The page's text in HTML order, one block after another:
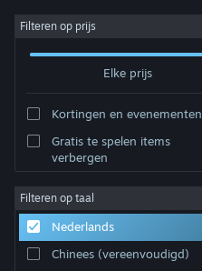
Inloggen
Community
Over
Ondersteuning
Filteren op prijs
Elke prijs
Kortingen en evenementen
Gratis te spelen items
verbergen
Filteren op taal
Nederlands
Chinees (vereenvoudigd)
Uitgever: Take Aim Games
Sorteren op Relevantie